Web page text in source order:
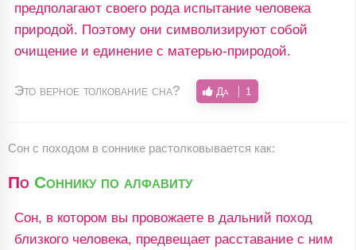
предполагают своего рода испытание человека
природой. Поэтому они символизируют собой
очищение и единение с матерью-природой.
Это верное толкование сна? Да 1
Сон c походом в соннике растолковывается как:
По Соннику по алфавиту
Сон, в котором вы провожаете в дальний поход
близкого человека, предвещает расставание с ним